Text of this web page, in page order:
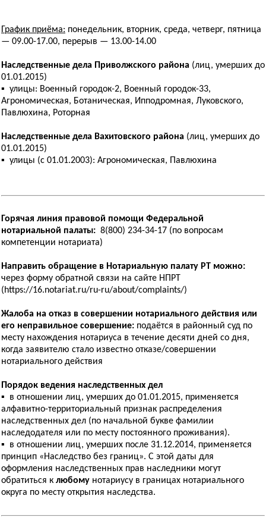
График приёма: понедельник, вторник, среда, четверг, пятница
— 09.00-17.00, перерыв — 13.00-14.00
Наследственные дела Приволжского района (лиц, умерших до
01.01.2015)
▪ улицы: Военный городок-2, Военный городок-33,
Агрономическая, Ботаническая, Ипподромная, Луковского,
Павлюхина, Роторная
Наследственные дела Вахитовского района (лиц, умерших до
01.01.2015)
▪ улицы (с 01.01.2003): Агрономическая, Павлюхина
Горячая линия правовой помощи Федеральной
нотариальной палаты: 8(800) 234-34-17 (по вопросам
компетенции нотариата)
Направить обращение в Нотариальную палату РТ можно:
через форму обратной связи на сайте НПРТ
(https://16.notariat.ru/ru-ru/about/complaints/)
Жалоба на отказ в совершении нотариального действия или
его неправильное совершение: подаётся в районный суд по
месту нахождения нотариуса в течение десяти дней со дня,
когда заявителю стало известно отказе/совершении
нотариального действия
Порядок ведения наследственных дел
▪ в отношении лиц, умерших до 01.01.2015, применяется
алфавитно-территориальный признак распределения
наследственных дел (по начальной букве фамилии
наследодателя или по месту постоянного проживания).
▪ в отношении лиц, умерших после 31.12.2014, применяется
принцип «Наследство без границ». С этой даты для
оформления наследственных прав наследники могут
обратиться к любому нотариусу в границах нотариального
округа по месту открытия наследства.